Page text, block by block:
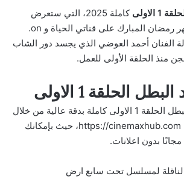
كاملة 2025، التي ستعرض
الليلة في أول أيام شهر رمضان المبارك على قناتي الحياة و on.
الفنان أحمد العوضي الذي يجسد دور الشاب
منذ الحلقة الأولى للعمل.
الحلقة 1 الاولى
شاهد مسلسل فهد البطل الحلقة 1 الاولى كاملة بدقة عالية من خلال
https://cinemaxhub.com، حيث بإمكانك
بدون اعلانات.
لمسلسل تحت سابع ارض